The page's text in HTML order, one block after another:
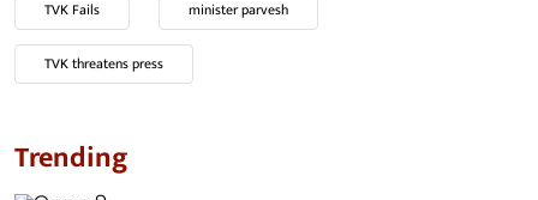
TVK Fails minister parvesh
TVK threatens press
Trending